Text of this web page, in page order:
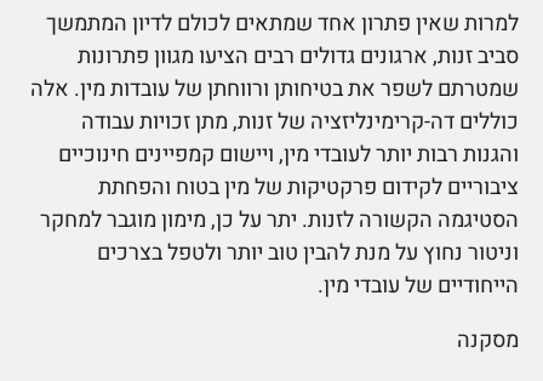
למרות שאין פתרון אחד שמתאים לכולם לדיון המתמשך
סביב זנות, ארגונים גדולים רבים הציעו מגוון פתרונות
שמטרתם לשפר את בטיחותן ורווחתן של עובדות מין. אלה
כוללים דה-קרימינליזציה של זנות, מתן זכויות עבודה
והגנות רבות יותר לעובדי מין, ויישום קמפיינים חינוכיים
ציבוריים לקידום פרקטיקות של מין בטוח והפחתת
הסטיגמה הקשורה לזנות. יתר על כן, מימון מוגבר למחקר
וניטור נחוץ על מנת להבין טוב יותר ולטפל בצרכים
הייחודיים של עובדי מין.
מסקנה